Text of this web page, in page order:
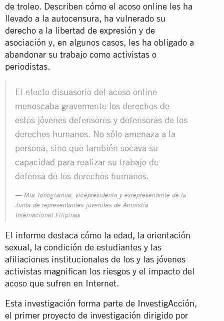
de troleo. Describen cómo el acoso online les ha
llevado a la autocensura, ha vulnerado su
derecho a la libertad de expresión y de
asociación y, en algunos casos, les ha obligado a
abandonar su trabajo como activistas o
periodistas.
El efecto disuasorio del acoso online
menoscaba gravemente los derechos de
estos jóvenes defensores y defensoras de los
derechos humanos. No sólo amenaza a la
persona, sino que también socava su
capacidad para realizar su trabajo de
defensa de los derechos humanos.
Mia Tonogbanua, vicepresidenta y exrepresentante de la
Junta de representantes juveniles de Amnistía
Internacional Filipinas
El informe destaca cómo la edad, la orientación
sexual, la condición de estudiantes y las
afiliaciones institucionales de los y las jóvenes
activistas magnifican los riesgos y el impacto del
acoso que sufren en Internet.
Esta investigación forma parte de InvestigAcción,
el primer proyecto de investigación dirigido por